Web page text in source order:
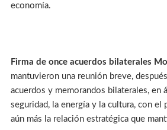
economía.
Firma de once acuerdos bilaterales
mantuvieron una reunión breve,
acuerdos y memorandos bilaterales, en
seguridad, la energía y la cultura, con
aún más la relación estratégica que